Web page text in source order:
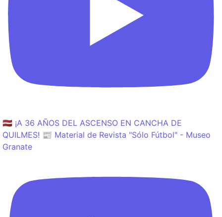
🇱🇻 ¡A 36 AÑOS DEL ASCENSO EN CANCHA DE
QUILMES! 📰 Material de Revista "Sólo Fútbol" - Museo
Granate